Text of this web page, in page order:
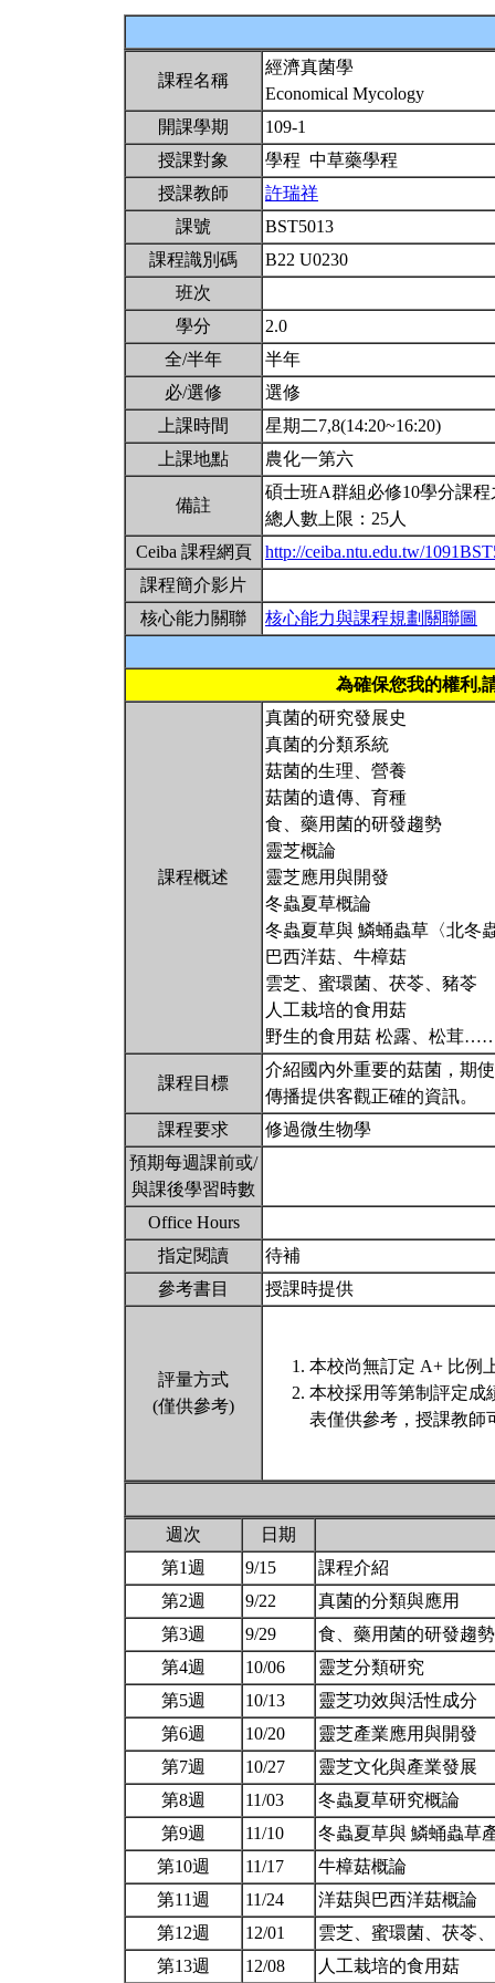
課程名稱
經濟真菌學
Economical Mycology
開課學期
109-1
授課對象
學程 中草藥學程
授課教師
許瑞祥
課號
BST5013
課程識別碼
B22 U0230
班次
學分
2.0
全/半年
半年
必/選修
選修
上課時間
星期二7,8(14:20~16:20)
上課地點
農化一第六
備註
碩士班A群組必修10學分課程
總人數上限：25人
Ceiba 課程網頁
http://ceiba.ntu.edu.tw/
課程簡介影片
核心能力關聯
核心能力與課程規劃關聯圖
為確保您我的權利,
課程概述
真菌的研究發展史
真菌的分類系統
菇菌的生理、營養
菇菌的遺傳、育種
食、藥用菌的研發趨勢
靈芝概論
靈芝應用與開發
冬蟲夏草概論
冬蟲夏草與 鱗蛹蟲草〈北冬
巴西洋菇、牛樟菇
雲芝、蜜環菌、茯苓、豬苓
人工栽培的食用菇
野生的食用菇 松露、松茸
課程目標
介紹國內外重要的菇菌，期
傳播提供客觀正確的資訊。
課程要求
修過微生物學
預期每週課前或/
與課後學習時數
Office Hours
指定閱讀
待補
參考書目
授課時提供
評量方式
(僅供參考)
本校尚無訂定 A+ 比例
本校採用等第制評定成
表僅供參考，授課教師
週次
日期
第1週
9/15
課程介紹
第2週
9/22
真菌的分類與應用
第3週
9/29
食、藥用菌的研發趨
第4週
10/06
靈芝分類研究
第5週
10/13
靈芝功效與活性成分
第6週
10/20
靈芝產業應用與開發
第7週
10/27
靈芝文化與產業發展
第8週
11/03
冬蟲夏草研究概論
第9週
11/10
冬蟲夏草與 鱗蛹蟲草
第10週
11/17
牛樟菇概論
第11週
11/24
洋菇與巴西洋菇概論
第12週
12/01
雲芝、蜜環菌、茯苓
第13週
12/08 人工栽培的食用菇